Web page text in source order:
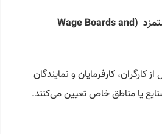
(Wage Boards and
کارفرمایان و نمایندگان
یا مناطق خاص تعیین می‌کنند.